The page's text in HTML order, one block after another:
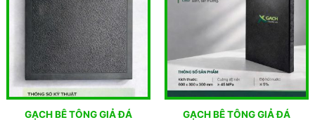
GẠCH BÊ TÔNG GIẢ ĐÁ GẠCH BÊ TÔNG GIẢ ĐÁ